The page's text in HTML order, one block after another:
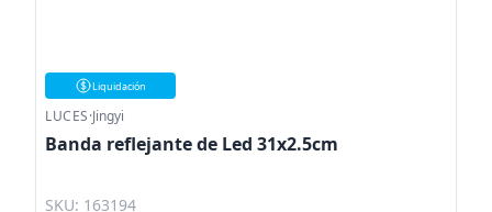
Liquidación
LUCES·Jingyi
Banda reflejante de Led 31x2.5cm
SKU: 163194